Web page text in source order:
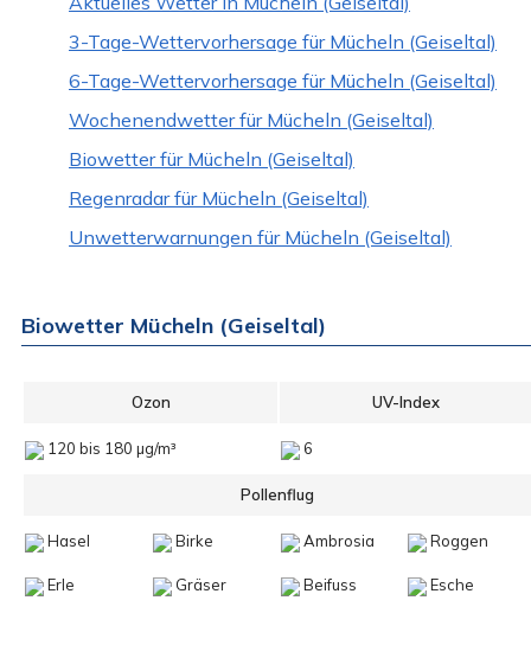
3-Tage-Wettervorhersage für Mücheln (Geiseltal)
6-Tage-Wettervorhersage für Mücheln (Geiseltal)
Wochenendwetter für Mücheln (Geiseltal)
Biowetter für Mücheln (Geiseltal)
Regenradar für Mücheln (Geiseltal)
Unwetterwarnungen für Mücheln (Geiseltal)
Biowetter Mücheln (Geiseltal)
Ozon UV-Index
120 bis 180 µg/m³ 6
Pollenflug
Hasel Birke Ambrosia Roggen
Erle Gräser Beifuss Esche